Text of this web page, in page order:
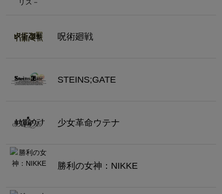
呪術廻戦
STEINS;GATE
少女革命ウテナ
勝利の女神：NIKKE